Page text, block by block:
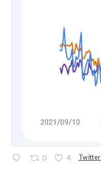
0 4 Twitter